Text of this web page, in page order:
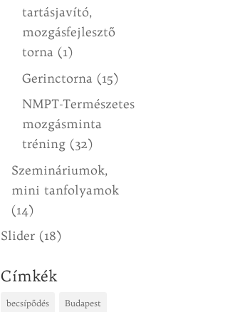
tartásjavító,
mozgásfejlesztő
torna (1)
Gerinctorna (15)
NMPT-Természetes
mozgásminta
tréning (32)
Szemináriumok,
mini tanfolyamok
(14)
Slider (18)
Címkék
becsípődés Budapest